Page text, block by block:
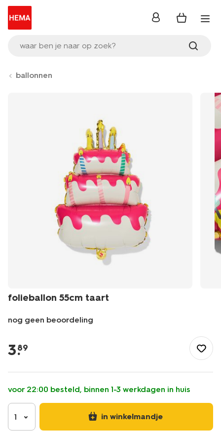
waar ben je naar op zoek?
inloggen
ballonnen
folieballon 55cm taart
nog geen beoordeling
cadeau/versiering/ballonnen/folieballon-
55cm-
14260070.html
3.
89
voor 22:00 besteld, binnen 1-3 werkdagen in huis
1 in winkelmandje